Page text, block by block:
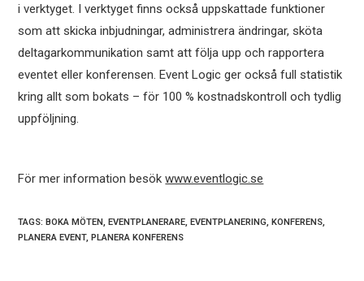
i verktyget. I verktyget finns också uppskattade funktioner
som att skicka inbjudningar, administrera ändringar, sköta
deltagarkommunikation samt att följa upp och rapportera
eventet eller konferensen. Event Logic ger också full statistik
kring allt som bokats – för 100 % kostnadskontroll och tydlig
uppföljning.
För mer information besökwww.eventlogic.se
TAGS:BOKA MÖTEN, EVENTPLANERARE, EVENTPLANERING, KONFERENS,
PLANERA EVENT, PLANERA KONFERENS